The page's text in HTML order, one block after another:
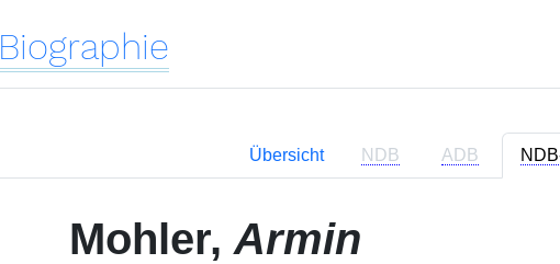
Biographie
Übersicht NDB ADB NDB
Mohler, Armin